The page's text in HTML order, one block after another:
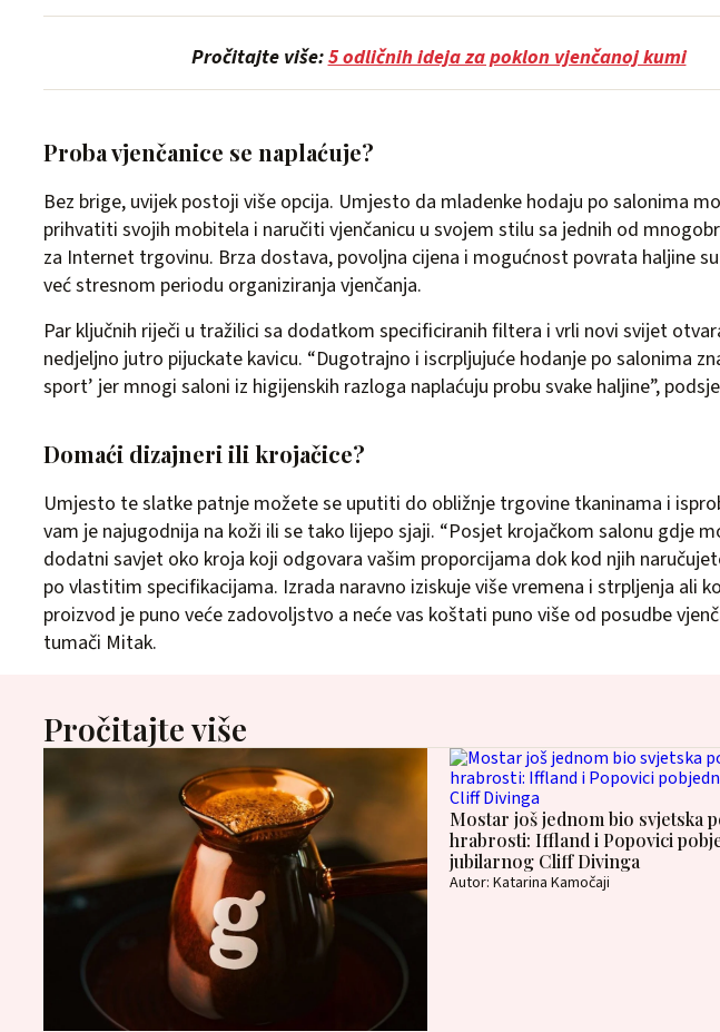
Pročitajte više:5 odličnih ideja za poklon vjenčanoj kumi
Proba vjenčanice se naplaćuje?
Bez brige, uvijek postoji više opcija. Umjesto da mladenke hodaju po salonima
prihvatiti svojih mobitela i naručiti vjenčanicu u svojem stilu sa jednih od
za Internet trgovinu. Brza dostava, povoljna cijena i mogućnost povrata haljine
već stresnom periodu organiziranja vjenčanja.
Par ključnih riječi u tražilici sa dodatkom specificiranih filtera i vrli novi svijet
nedjeljno jutro pijuckate kavicu. “Dugotrajno i iscrpljujuće hodanje po salonima
sport’ jer mnogi saloni iz higijenskih razloga naplaćuju probu svake haljine”,
Domaći dizajneri ili krojačice?
Umjesto te slatke patnje možete se uputiti do obližnje trgovine tkaninama i
vam je najugodnija na koži ili se tako lijepo sjaji. “Posjet krojačkom salonu gdje
dodatni savjet oko kroja koji odgovara vašim proporcijama dok kod njih
po vlastitim specifikacijama. Izrada naravno iziskuje više vremena i strpljenja ali
proizvod je puno veće zadovoljstvo a neće vas koštati puno više od posudbe
tumači Mitak.
Pročitajte više
Mostar još jednom bio svjetska
hrabrosti: Iffland i Popovici
jubilarnog Cliff Divinga
Autor: Katarina Kamočaji